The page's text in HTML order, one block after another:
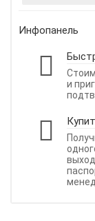
Инфопанель
и